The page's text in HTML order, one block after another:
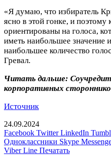
«Я думаю, что избиратель
ясно в этой гонке, и поэтому
ориентированы на голоса,
иметь наибольшее значение
наибольшее количество
Гревал.
Читать дальше:
корпоративных
Источник
24.09.2024
Facebook Twitter LinkedIn
Одноклассники Skype
Viber Line Печатать